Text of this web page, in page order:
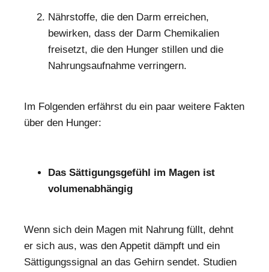
Nährstoffe, die den Darm erreichen,
bewirken, dass der Darm Chemikalien
freisetzt, die den Hunger stillen und die
Nahrungsaufnahme verringern.
Im Folgenden erfährst du ein paar weitere Fakten
über den Hunger:
Das Sättigungsgefühl im Magen ist
volumenabhängig
Wenn sich dein Magen mit Nahrung füllt, dehnt
er sich aus, was den Appetit dämpft und ein
Sättigungssignal an das Gehirn sendet. Studien